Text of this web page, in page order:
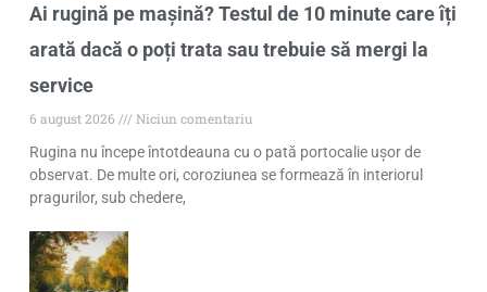
Ai rugină pe mașină? Testul de 10 minute care îți
arată dacă o poți trata sau trebuie să mergi la
service
6 august 2026
Niciun comentariu
Rugina nu începe întotdeauna cu o pată portocalie ușor de
observat. De multe ori, coroziunea se formează în interiorul
pragurilor, sub chedere,